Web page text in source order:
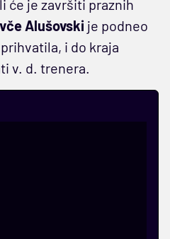
će je završiti praznih
Alušovski je podneo
i do kraja
v. d. trenera.